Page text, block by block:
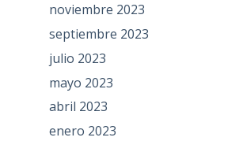
noviembre 2023
septiembre 2023
julio 2023
mayo 2023
abril 2023
enero 2023